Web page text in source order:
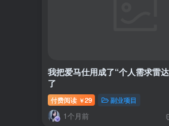
我把爱马仕用成了“个人需求雷
了
付费阅读 ￥29 副业项目
1个月前